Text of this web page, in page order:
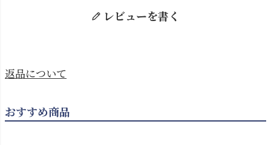
レビューを書く
返品について
おすすめ商品